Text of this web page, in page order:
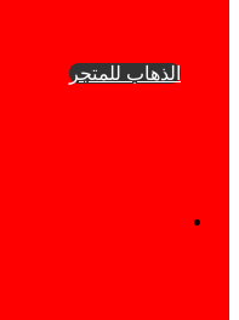
سلة
الذهاب للمتجر